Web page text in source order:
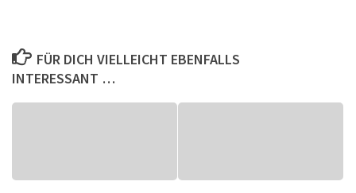
FÜR DICH VIELLEICHT EBENFALLS
INTERESSANT …